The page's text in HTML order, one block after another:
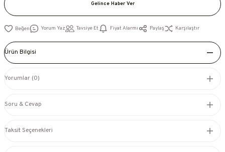
Gelince Haber Ver
Yorum Yaz Tavsiye Et Fiyat Alarmı Paylaş Karşılaştır
Ürün Bilgisi
Yorumlar (0)
Soru & Cevap
Taksit Seçenekleri